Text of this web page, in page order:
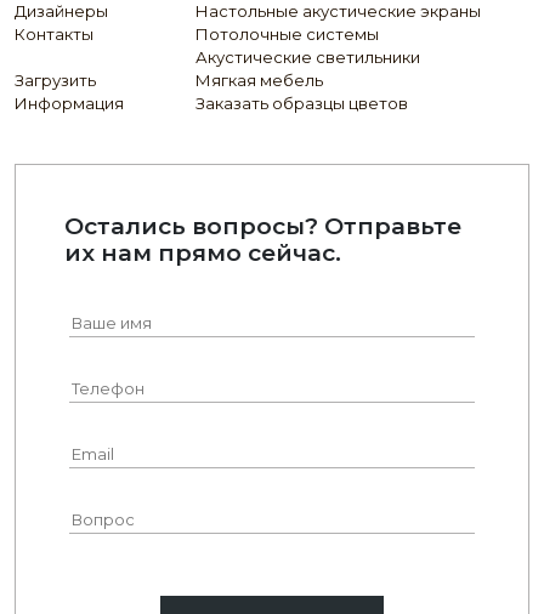
Дизайнеры
Контакты
Загрузить
Информация
Настольные акустические экраны
Потолочные системы
Акустические светильники
Мягкая мебель
Заказать образцы цветов
Остались вопросы? Отправьте
их нам прямо сейчас.